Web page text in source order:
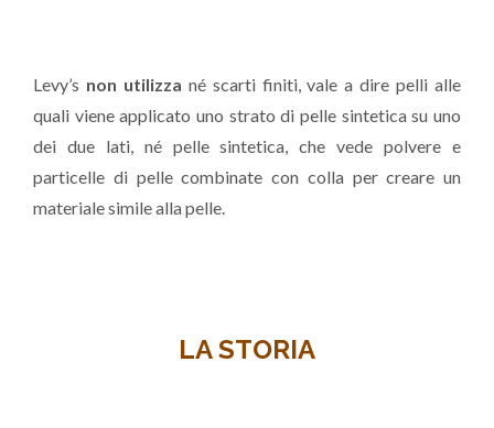
Levy’s non utilizza né scarti finiti, vale a dire pelli alle
quali viene applicato uno strato di pelle sintetica su uno
dei due lati, né pelle sintetica, che vede polvere e
particelle di pelle combinate con colla per creare un
materiale simile alla pelle.
LA STORIA